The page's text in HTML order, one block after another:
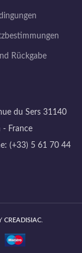
Rückgabe
du Sers 31140
- France
(+33) 5 61 70 44
CREADISIAC.